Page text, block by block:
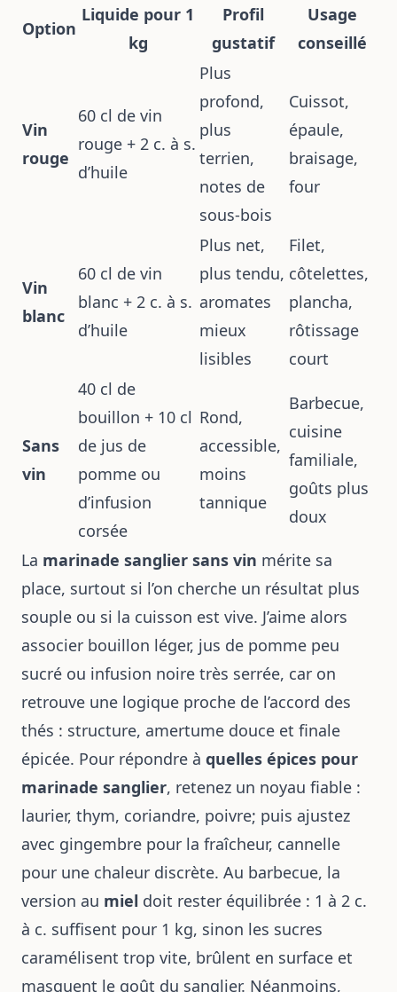
Option
Liquide pour 1
kg
Profil
gustatif
Usage
conseillé
Vin
rouge
60 cl de vin
rouge + 2 c. à s.
d’huile
Plus
profond,
plus
terrien,
notes de
sous-bois
Cuissot,
épaule,
braisage,
four
Vin
blanc
60 cl de vin
blanc + 2 c. à s.
d’huile
Plus net,
plus tendu,
aromates
mieux
lisibles
Filet,
côtelettes,
plancha,
rôtissage
court
Sans
vin
40 cl de
bouillon + 10 cl
de jus de
pomme ou
d’infusion
corsée
Rond,
accessible,
moins
tannique
Barbecue,
cuisine
familiale,
goûts plus
doux
La marinade sanglier sans vin mérite sa
place, surtout si l’on cherche un résultat plus
souple ou si la cuisson est vive. J’aime alors
associer bouillon léger, jus de pomme peu
sucré ou infusion noire très serrée, car on
retrouve une logique proche de l’accord des
thés : structure, amertume douce et finale
épicée. Pour répondre à quelles épices pour
marinade sanglier, retenez un noyau fiable :
laurier, thym, coriandre, poivre; puis ajustez
avec gingembre pour la fraîcheur, cannelle
pour une chaleur discrète. Au barbecue, la
version au miel doit rester équilibrée : 1 à 2 c.
à c. suffisent pour 1 kg, sinon les sucres
caramélisent trop vite, brûlent en surface et
masquent le goût du sanglier. Néanmoins,